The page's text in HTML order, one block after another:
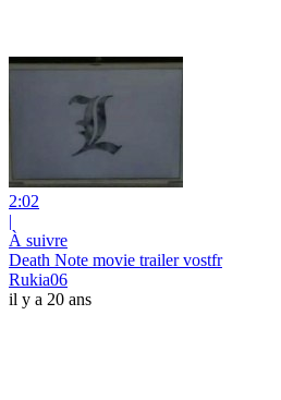
2:02
|
À suivre
Death Note movie trailer vostfr
Rukia06
il y a 20 ans